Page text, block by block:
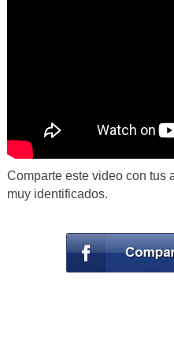
Comparte este video con tus
muy identificados.